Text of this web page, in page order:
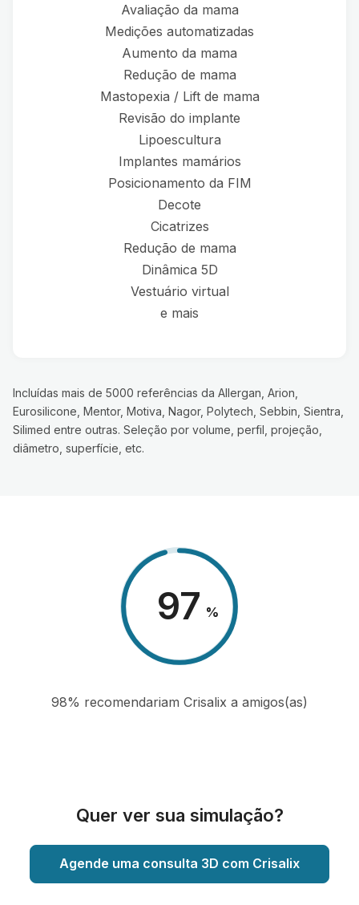
Avaliação da mama
Medições automatizadas
Aumento da mama
Redução de mama
Mastopexia / Lift de mama
Revisão do implante
Lipoescultura
Implantes mamários
Posicionamento da FIM
Decote
Cicatrizes
Redução de mama
Dinâmica 5D
Vestuário virtual
e mais
Incluídas mais de 5000 referências da Allergan, Arion,
Eurosilicone, Mentor, Motiva, Nagor, Polytech, Sebbin, Sientra,
Silimed entre outras. Seleção por volume, perfil, projeção,
diâmetro, superfície, etc.
98 %
98% recomendariam Crisalix a amigos(as)
Quer ver sua simulação?
Agende uma consulta 3D com Crisalix